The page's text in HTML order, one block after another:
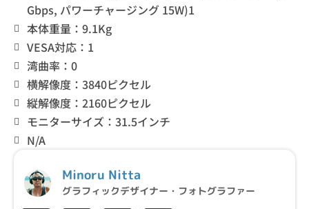
Gbps, パワーチャージング 15W)1
本体重量：9.1Kg
VESA対応：1
湾曲率：0
横解像度：3840ピクセル
縦解像度：2160ピクセル
モニターサイズ：31.5インチ
N/A
Minoru Nitta
グラフィックデザイナー・フォトグラファー